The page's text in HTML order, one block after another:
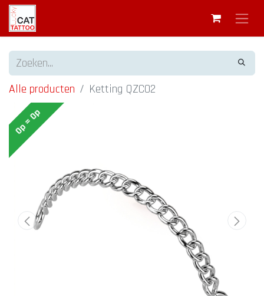
Alle producten Ketting QZC02
Op = Op